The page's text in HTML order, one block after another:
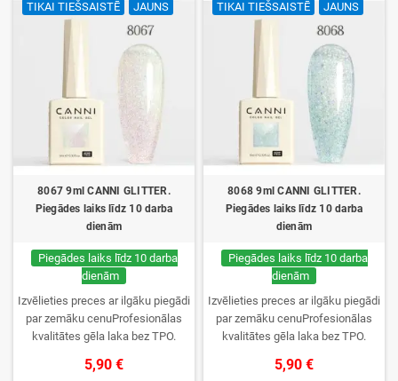
tikai jūs.
tikai jūs.
TIKAI TIEŠSAISTĒ JAUNS
8067 9ml CANNI GLITTER.
Piegādes laiks līdz 10 darba
dienām
Piegādes laiks līdz 10 darba
dienām
Izvēlieties preces ar ilgāku piegādi
par zemāku cenuProfesionālas
kvalitātes gēla laka bez TPO.
izvēle, lieliska sacietēšana
5,90 €
TIKAI TIEŠSAISTĒ JAUNS
8068 9ml CANNI GLITTER.
Piegādes laiks līdz 10 darba
dienām
Piegādes laiks līdz 10 darba
dienām
Izvēlieties preces ar ilgāku piegādi
par zemāku cenuProfesionālas
kvalitātes gēla laka bez TPO.
izvēle, lieliska sacietēšana
5,90 €